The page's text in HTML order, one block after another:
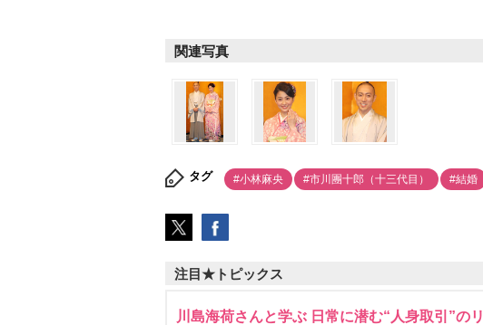
関連写真
タグ #小林麻央 #市川團十郎（十三代目） #結婚
注目★トピックス
川島海荷さんと学ぶ 日常に潜む“人身取引”の